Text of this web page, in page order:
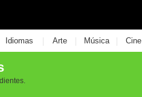
Idiomas | Arte | Música | Cine